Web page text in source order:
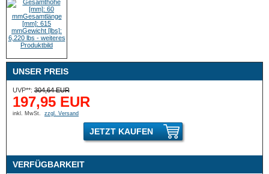
UNSER PREIS
UVP**: 304,64 EUR
197,95 EUR
inkl. MwSt. zzgl. Versand
JETZT KAUFEN
VERFÜGBARKEIT